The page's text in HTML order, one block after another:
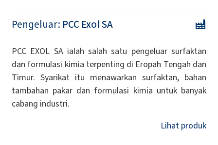
Pengeluar: PCC Exol SA
PCC EXOL SA ialah salah satu pengeluar surfaktan
dan formulasi kimia terpenting di Eropah Tengah dan
Timur. Syarikat itu menawarkan surfaktan, bahan
tambahan pakar dan formulasi kimia untuk banyak
cabang industri.
Lihat produk